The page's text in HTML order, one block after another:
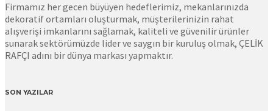
Firmamız her gecen büyüyen hedeflerimiz, mekanlarınızda
dekoratif ortamları oluşturmak, müşterilerinizin rahat
alışverişi imkanlarını sağlamak, kaliteli ve güvenilir ürünler
sunarak sektörümüzde lider ve saygın bir kuruluş olmak, ÇELİK
RAFÇI adını bir dünya markası yapmaktır.
SON YAZILAR